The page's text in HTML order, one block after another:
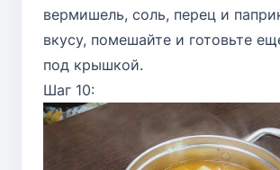
вермишель, соль, перец и
вкусу, помешайте и готовьте
под крышкой.
Шаг 10: